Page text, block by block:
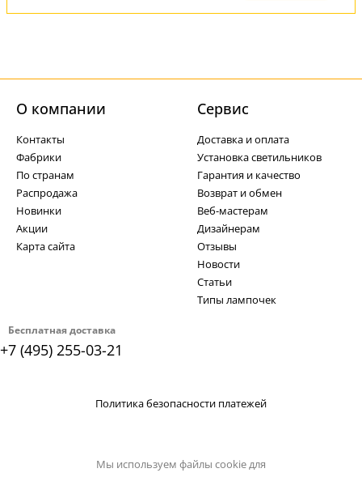
Бесплатная доставка
+7 (495) 255-03-21
О компании
Контакты
Фабрики
По странам
Распродажа
Новинки
Акции
Карта сайта
Cервис
Доставка и оплата
Установка светильников
Гарантия и качество
Возврат и обмен
Веб-мастерам
Дизайнерам
Отзывы
Новости
Статьи
Типы лампочек
Политика безопасности платежей
Мы используем файлы cookie для